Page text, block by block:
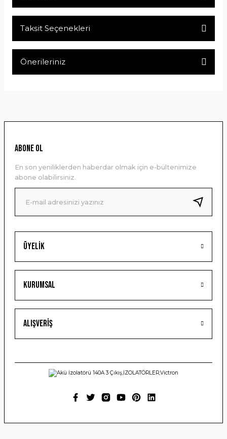
Taksit Seçenekleri
Önerileriniz
Ürün resmi kalitesiz, bozuk veya görüntülenemiyor.
Ürün bilgilerinde hatalar bulunuyor.
Ürün fiyatı diğer sitelerden daha pahalı.
Bu ürüne benzer farklı alternatifler olmalı.
Gönder
Üyelik
Kurumsal
Alışveriş
ABONE OL
En son yeniliklerden haberdar olmak için e-bültenimize
abone olabilirsiniz.